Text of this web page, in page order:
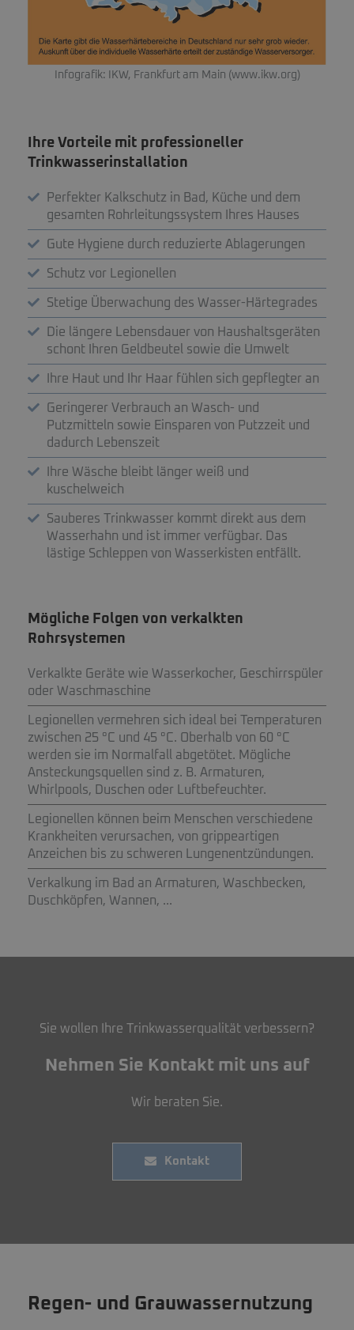
Infografik: IKW, Frankfurt am Main (www.ikw.org)
Ihre Vorteile mit professioneller
Trinkwasserinstallation
Perfekter Kalkschutz in Bad, Küche und dem
gesamten Rohrleitungssystem Ihres Hauses
Gute Hygiene durch reduzierte Ablagerungen
Schutz vor Legionellen
Stetige Überwachung des Wasser-Härtegrades
Die längere Lebensdauer von Haushaltsgeräten
schont Ihren Geldbeutel sowie die Umwelt
Ihre Haut und Ihr Haar fühlen sich gepflegter an
Geringerer Verbrauch an Wasch- und
Putzmitteln sowie Einsparen von Putzzeit und
dadurch Lebenszeit
Ihre Wäsche bleibt länger weiß und
kuschelweich
Sauberes Trinkwasser kommt direkt aus dem
Wasserhahn und ist immer verfügbar. Das
lästige Schleppen von Wasserkisten entfällt.
Mögliche Folgen von verkalkten
Rohrsystemen
Verkalkte Geräte wie Wasserkocher, Geschirrspüler
oder Waschmaschine
Legionellen vermehren sich ideal bei Temperaturen
zwischen 25 °C und 45 °C. Oberhalb von 60 °C
werden sie im Normalfall abgetötet. Mögliche
Ansteckungsquellen sind z. B. Armaturen,
Whirlpools, Duschen oder Luftbefeuchter.
Legionellen können beim Menschen verschiedene
Krankheiten verursachen, von grippeartigen
Anzeichen bis zu schweren Lungenentzündungen.
Verkalkung im Bad an Armaturen, Waschbecken,
Duschköpfen, Wannen, ...
Sie wollen Ihre Trinkwasserqualität verbessern?
Nehmen Sie Kontakt mit uns auf
Wir beraten Sie.
Kontakt
Regen- und Grauwassernutzung